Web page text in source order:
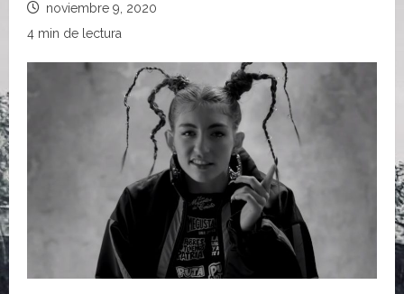
noviembre 9, 2020
4 min de lectura